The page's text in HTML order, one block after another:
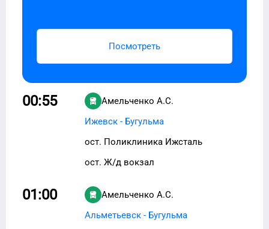
Посмотреть
00:55
Амельченко А.С.
Ижевск - Бугульма
ост. Поликлиника Ижсталь
ост. Ж/д вокзал
01:00
Амельченко А.С.
Альметьевск - Бугульма